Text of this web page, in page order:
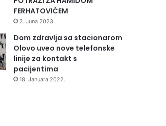
FERHATOVIĆEM
2. Juna 2023.
Dom zdravlja sa stacionarom
Olovo uveo nove telefonske
linije za kontakt s
pacijentima
18. Januara 2022.